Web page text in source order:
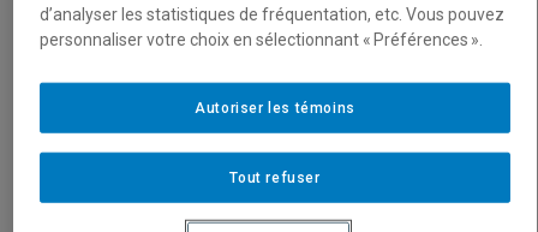
Banque d’information scolaire et
Ressources sur les professions
Ressources sur les programmes
Guide sur les cycles supérieurs
d’analyser les statistiques de fréquentation, etc. Vous pouvez
personnaliser votre choix en sélectionnant « Préférences ».
Tout refuser
Autoriser les témoins